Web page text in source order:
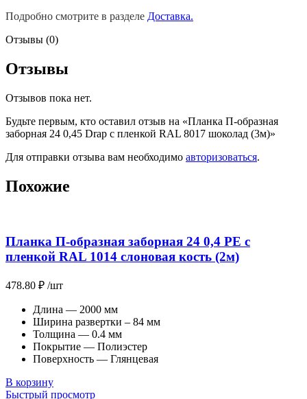
Подробно смотрите в разделе Доставка.
Отзывы (0)
Отзывы
Отзывов пока нет.
Будьте первым, кто оставил отзыв на «Планка П-образная
заборная 24 0,45 Drap с пленкой RAL 8017 шоколад (3м)»
Для отправки отзыва вам необходимо авторизоваться.
Похожие
Планка П-образная заборная 24 0,4 PE с
пленкой RAL 1014 слоновая кость (2м)
478.80 ₽ /шт
Длина — 2000 мм
Ширина развертки – 84 мм
Толщина — 0.4 мм
Покрытие — Полиэстер
Поверхность — Глянцевая
В корзину
Быстрый просмотр